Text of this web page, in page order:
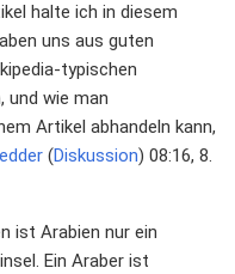
halte ich in diesem
uns aus guten
typischen
und wie man
Artikel abhandeln kann,
(Diskussion) 08:16, 8.
ist Arabien nur ein
Ein Araber ist